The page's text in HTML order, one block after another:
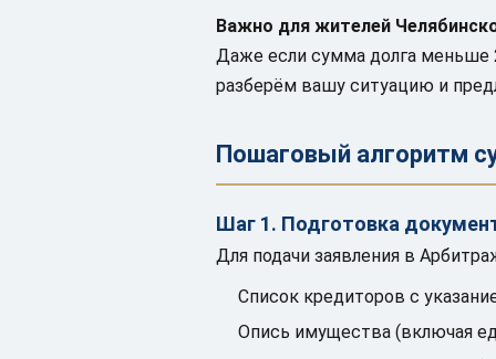
Важно для жителей
Даже если сумма долга меньше
разберём вашу ситуацию и
Пошаговый алгоритм
Шаг 1. Подготовка
Для подачи заявления в
Список кредиторов с
Опись имущества (включая